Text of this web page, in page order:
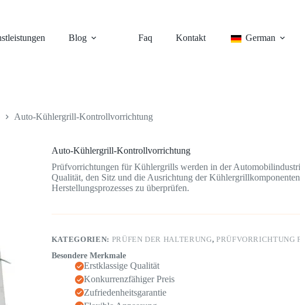
Blog Faq Kontakt German
Auto-Kühlergrill-Kontrollvorrichtung
Auto-Kühlergrill-Kontrollvorrichtung
Prüfvorrichtungen für Kühlergrills werden in der
Qualität, den Sitz und die Ausrichtung der
Herstellungsprozesses zu überprüfen.
KATEGORIEN: PRÜFEN DER HALTERUNG, PRÜFVORRICHTUNG
Besondere Merkmale
Erstklassige Qualität
Konkurrenzfähiger Preis
Zufriedenheitsgarantie